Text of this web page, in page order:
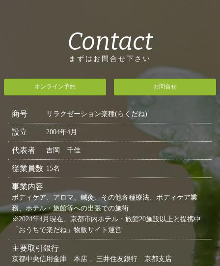
Contact
まずはお問合せ下さい
オンライン予約 お問合せ
商号 リラクゼーション楽種(らくだね)
設立 2004年4月
代表者 吉岡 千佳
従業員数 15名
事業内容
ボディケア、アロマ、鍼灸、その他各種療法、ボディケア業
務、ホテル・旅館等への出張での施術
※2024年4月現在、京都市内ホテル・旅館20施設以上と提携中
「おうちで楽だね」物販サイト運営
主要取引銀行
京都中央信用金庫 本店 、三井住友銀行 京都支店